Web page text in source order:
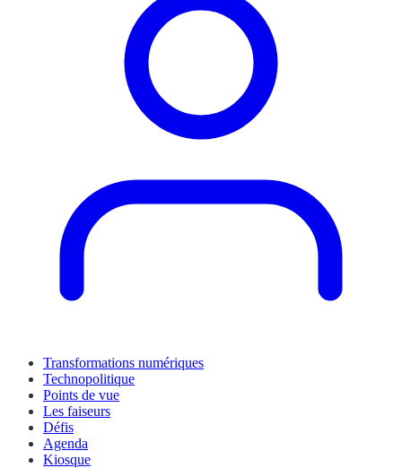
Transformations numériques
Technopolitique
Points de vue
Les faiseurs
Défis
Agenda
Kiosque